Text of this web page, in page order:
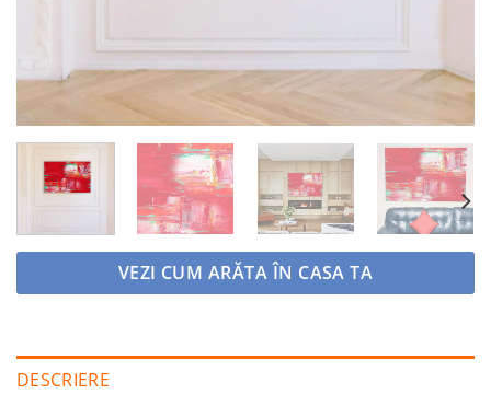
VEZI CUM ARĂTA ÎN CASA TA
DESCRIERE